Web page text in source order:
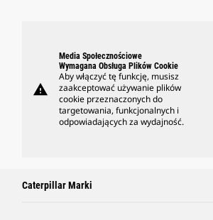
warning
Media Społecznościowe
Wymagana Obsługa Plików Cookie
Aby włączyć tę funkcję, musisz
zaakceptować używanie plików
cookie przeznaczonych do
targetowania, funkcjonalnych i
odpowiadających za wydajność.
Caterpillar Marki